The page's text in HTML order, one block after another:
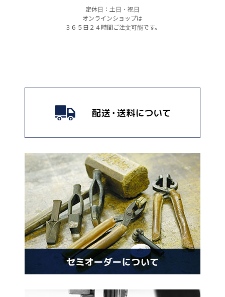
定休日：土日・祝日
オンラインショップは
３６５日２４時間ご注文可能です。